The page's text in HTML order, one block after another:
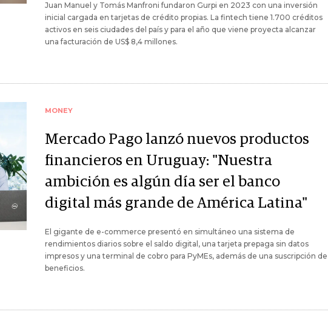
Juan Manuel y Tomás Manfroni fundaron Gurpi en 2023 con una inversión
inicial cargada en tarjetas de crédito propias. La fintech tiene 1.700 créditos
activos en seis ciudades del país y para el año que viene proyecta alcanzar
una facturación de US$ 8,4 millones.
MONEY
Mercado Pago lanzó nuevos productos
financieros en Uruguay: "Nuestra
ambición es algún día ser el banco
digital más grande de América Latina"
El gigante de e-commerce presentó en simultáneo una sistema de
rendimientos diarios sobre el saldo digital, una tarjeta prepaga sin datos
impresos y una terminal de cobro para PyMEs, además de una suscripción de
beneficios.